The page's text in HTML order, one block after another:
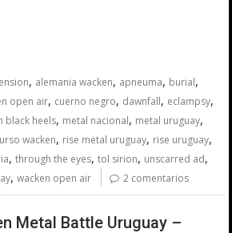
, alemania wacken, apneuma, burial,
open air, cuerno negro, dawnfall, eclampsy,
black heels, metal nacional, metal uruguay,
wacken, rise metal uruguay, rise uruguay,
,through the eyes,tol sirion, unscarred ad,
,wacken open air 2 comentarios
Metal Battle Uruguay –